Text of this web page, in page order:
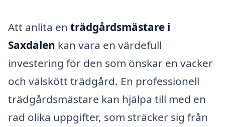
Att anlita en trädgårdsmästare i
Saxdalen kan vara en värdefull
investering för den som önskar en vacker
och välskött trädgård. En professionell
trädgårdsmästare kan hjälpa till med en
rad olika uppgifter, som sträcker sig från